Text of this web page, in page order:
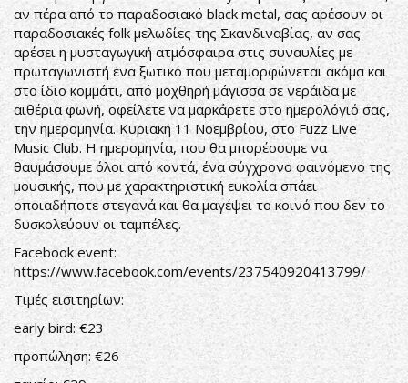
αν πέρα από το παραδοσιακό black metal, σας αρέσουν οι
παραδοσιακές folk μελωδίες της Σκανδιναβίας, αν σας
αρέσει η μυσταγωγική ατμόσφαιρα στις συναυλίες με
πρωταγωνιστή ένα ξωτικό που μεταμορφώνεται ακόμα και
στο ίδιο κομμάτι, από μοχθηρή μάγισσα σε νεράιδα με
αιθέρια φωνή, οφείλετε να μαρκάρετε στο ημερολόγιό σας,
την ημερομηνία. Κυριακή 11 Νοεμβρίου, στο Fuzz Live
Music Club. Η ημερομηνία, που θα μπορέσουμε να
θαυμάσουμε όλοι από κοντά, ένα σύγχρονο φαινόμενο της
μουσικής, που με χαρακτηριστική ευκολία σπάει
οποιαδήποτε στεγανά και θα μαγέψει το κοινό που δεν το
δυσκολεύουν οι ταμπέλες.
Facebook event:
https://www.facebook.com/events/237540920413799/
Τιμές εισιτηρίων:
early bird: €23
προπώληση: €26